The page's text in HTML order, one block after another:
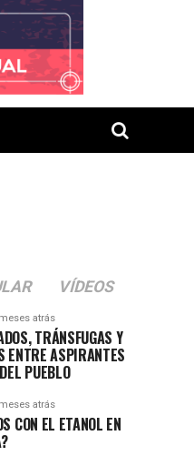
VÍDEOS
atrás
TRÁNSFUGAS Y
ENTRE ASPIRANTES
PUEBLO
atrás
CON EL ETANOL EN